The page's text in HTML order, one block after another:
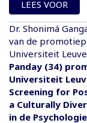
LEES VOOR
Dr. Shonimá
van de
Universiteit
Panday (34)
Universiteit
Screening for
a Culturally
in de